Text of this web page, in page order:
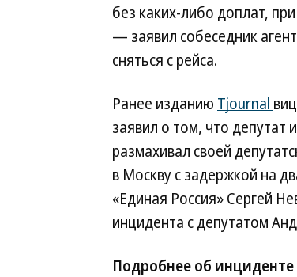
без каких-либо доплат,
— заявил собеседник
сняться с рейса.
Ранее изданию Tjournal
заявил о том, что депутат
размахивал своей
в Москву с задержкой на
«Единая Россия» Сергей
инцидента с депутатом
Подробнее об